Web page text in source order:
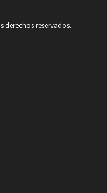
derechos reservados.